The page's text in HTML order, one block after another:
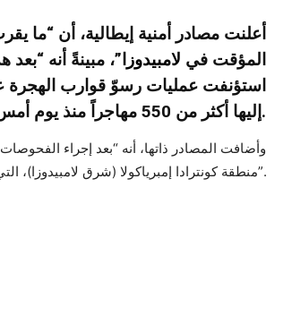
المؤقت في لامبيدوزا ”، مبينةً أنه
استؤنفت عمليات رسوّ قوارب
إليها أكثر من 550 مهاجراً منذ يوم أمس.
وأضافت المصادر ذاتها، أنه “بعد إجراء
منطقة كونترادا إمبرياكولا (شرق لامبيدوزا)، التي تم إفراغها بالكامل قبل الموجة الجديدة من الوافدين”.